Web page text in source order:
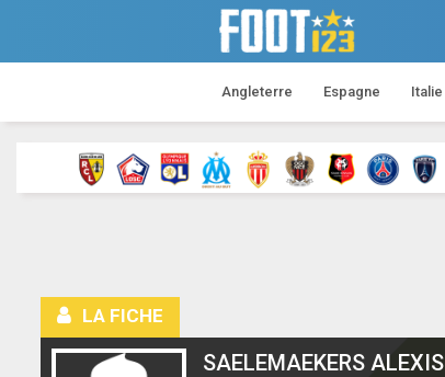
Angleterre Espagne Italie
LA FICHE
SAELEMAEKERS ALEXIS